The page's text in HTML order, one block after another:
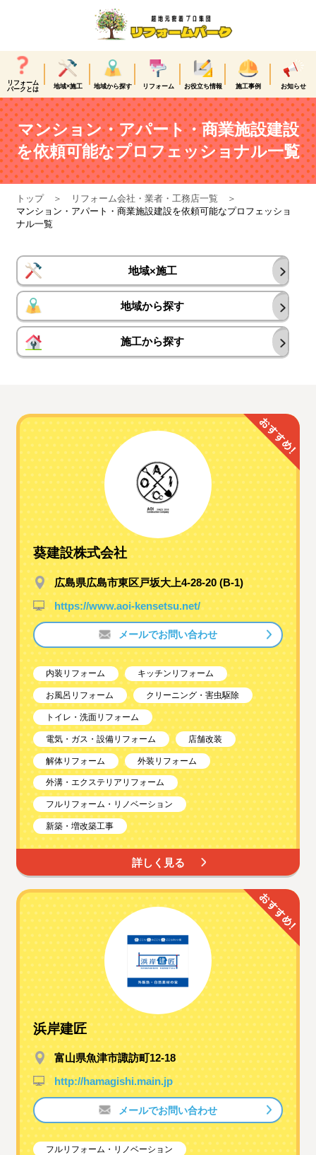
リフォーム
パークとは
地域×施工 地域から探す リフォーム お役立ち情報 施工事例 お知らせ
マンション・アパート・商業施設建設
を依頼可能なプロフェッショナル一覧
トップ
リフォーム会社・業者・工務店一覧
マンション・アパート・商業施設建設を依頼可能なプロフェッショ
ナル一覧
地域×施工
地域から探す
施工から探す
葵建設株式会社
広島県広島市東区戸坂大上4-28-20 (B-1)
https://www.aoi-kensetsu.net/
メールでお問い合わせ
内装リフォーム キッチンリフォーム
お風呂リフォーム クリーニング・害虫駆除
トイレ・洗面リフォーム
電気・ガス・設備リフォーム 店舗改装
解体リフォーム 外装リフォーム
外溝・エクステリアリフォーム
フルリフォーム・リノベーション
新築・増改築工事
詳しく見る
浜岸建匠
富山県魚津市諏訪町12-18
http://hamagishi.main.jp
メールでお問い合わせ
フルリフォーム・リノベーション